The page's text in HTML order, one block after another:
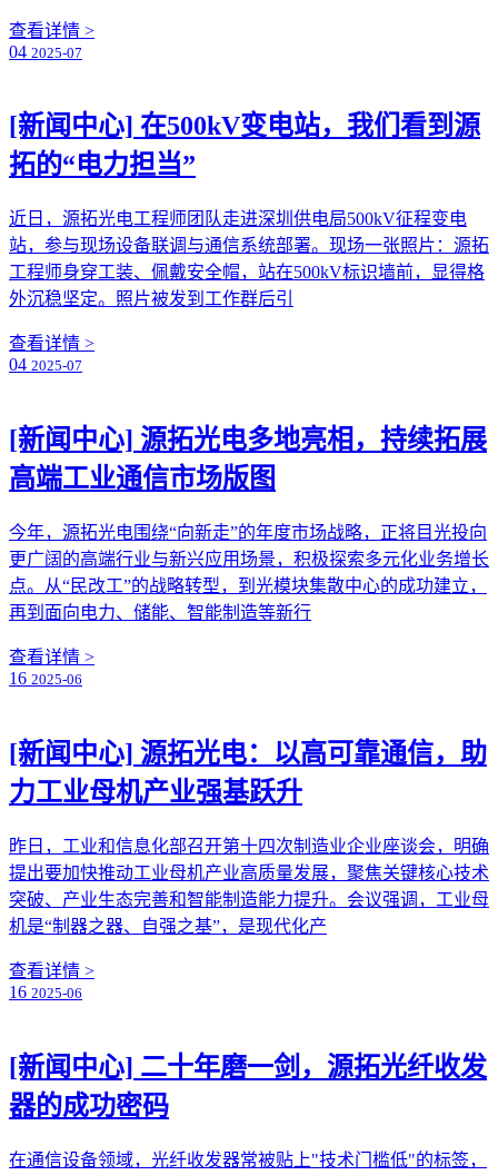
查看详情 >
04 2025-07
[新闻中心] 在500kV变电站，我们看到源
拓的“电力担当”
近日，源拓光电工程师团队走进深圳供电局500kV征程变电
站，参与现场设备联调与通信系统部署。现场一张照片：源拓
工程师身穿工装、佩戴安全帽，站在500kV标识墙前，显得格
外沉稳坚定。照片被发到工作群后引
查看详情 >
04 2025-07
[新闻中心] 源拓光电多地亮相，持续拓展
高端工业通信市场版图
今年，源拓光电围绕“向新走”的年度市场战略，正将目光投向
更广阔的高端行业与新兴应用场景，积极探索多元化业务增长
点。从“民改工”的战略转型，到光模块集散中心的成功建立，
再到面向电力、储能、智能制造等新行
查看详情 >
16 2025-06
[新闻中心] 源拓光电：以高可靠通信，助
力工业母机产业强基跃升
昨日，工业和信息化部召开第十四次制造业企业座谈会，明确
提出要加快推动工业母机产业高质量发展，聚焦关键核心技术
突破、产业生态完善和智能制造能力提升。会议强调，工业母
机是“制器之器、自强之基”，是现代化产
查看详情 >
16 2025-06
[新闻中心] 二十年磨一剑，源拓光纤收发
器的成功密码
在通信设备领域，光纤收发器常被贴上"技术门槛低"的标签，